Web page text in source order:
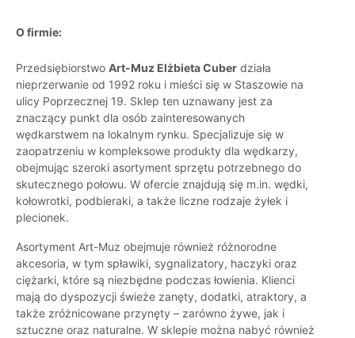
O firmie:
Przedsiębiorstwo Art-Muz Elżbieta Cuber działa
nieprzerwanie od 1992 roku i mieści się w Staszowie na
ulicy Poprzecznej 19. Sklep ten uznawany jest za
znaczący punkt dla osób zainteresowanych
wędkarstwem na lokalnym rynku. Specjalizuje się w
zaopatrzeniu w kompleksowe produkty dla wędkarzy,
obejmując szeroki asortyment sprzętu potrzebnego do
skutecznego połowu. W ofercie znajdują się m.in. wędki,
kołowrotki, podbieraki, a także liczne rodzaje żyłek i
plecionek.
Asortyment Art-Muz obejmuje również różnorodne
akcesoria, w tym spławiki, sygnalizatory, haczyki oraz
ciężarki, które są niezbędne podczas łowienia. Klienci
mają do dyspozycji świeże zanęty, dodatki, atraktory, a
także zróżnicowane przynęty – zarówno żywe, jak i
sztuczne oraz naturalne. W sklepie można nabyć również